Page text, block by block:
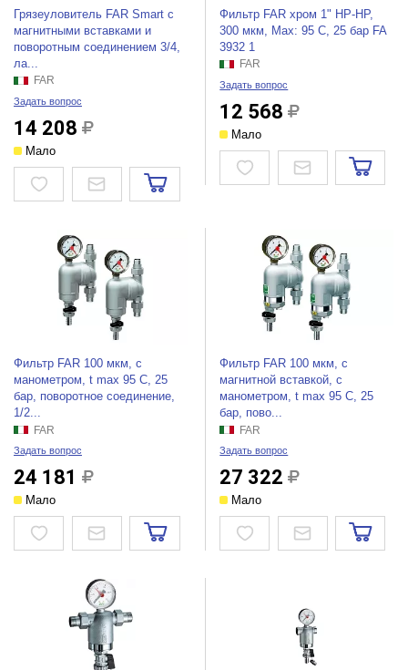
Грязеуловитель FAR Smart с
магнитными вставками и
поворотным соединением 3/4,
ла...
FAR
Задать вопрос
14 208
Мало
Фильтр FAR хром 1" НР-НР,
300 мкм, Max: 95 C, 25 бар FA
3932 1
FAR
Задать вопрос
12 568
Мало
Фильтр FAR 100 мкм, с
манометром, t max 95 C, 25
бар, поворотное соединение,
1/2...
FAR
Задать вопрос
24 181
Мало
Фильтр FAR 100 мкм, с
магнитной вставкой, с
манометром, t max 95 C, 25
бар, пово...
FAR
Задать вопрос
27 322
Мало